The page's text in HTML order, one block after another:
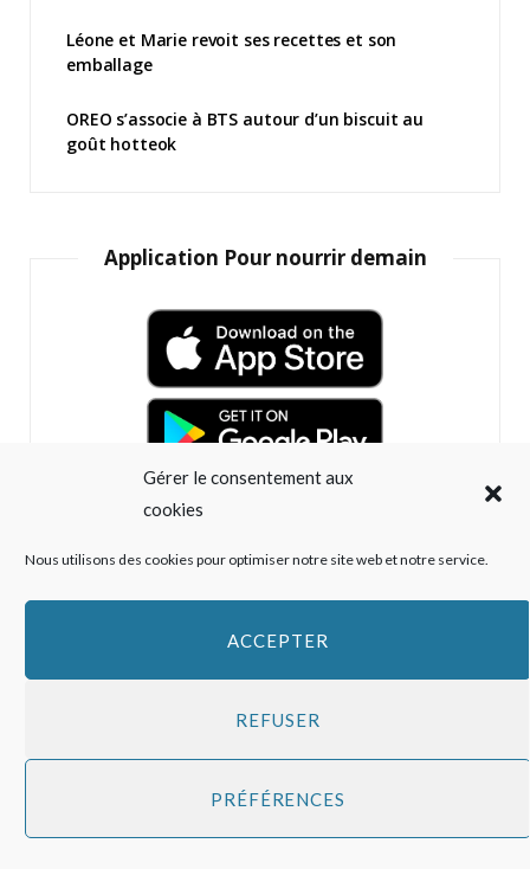
Gérer le consentement aux
cookies
Nous utilisons des cookies pour optimiser notre site web et notre service.
ACCEPTER
REFUSER
PRÉFÉRENCES
Léone et Marie revoit ses recettes et son
emballage
OREO s’associe à BTS autour d’un biscuit au
goût hotteok
Application Pour nourrir demain
ABONNEZ-VOUS À NOTRE NEWSLETTER